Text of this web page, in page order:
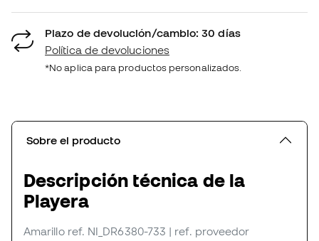
Plazo de devolución/cambio: 30 días
Política de devoluciones
*No aplica para productos personalizados.
Sobre el producto
Descripción técnica de la
Playera
Amarillo ref. NI_DR6380-733 | ref. proveedor